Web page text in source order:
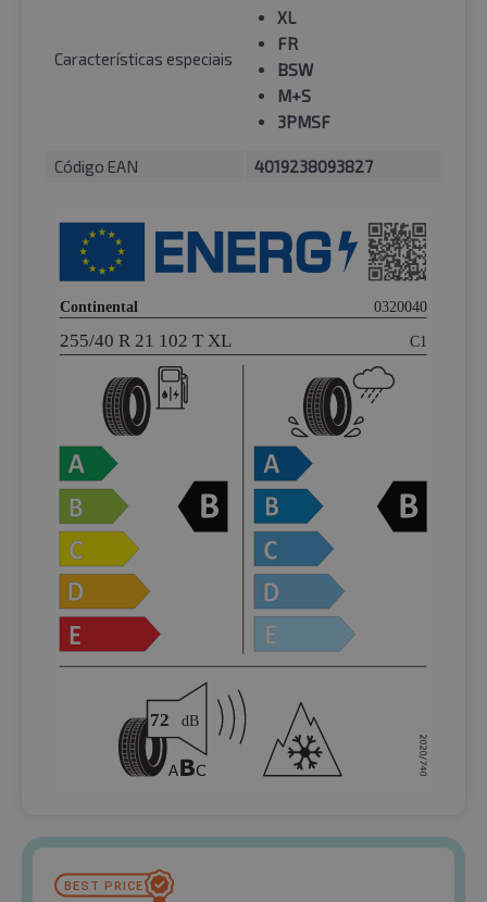
Características especiais
XL
FR
BSW
M+S
3PMSF
Código EAN 4019238093827